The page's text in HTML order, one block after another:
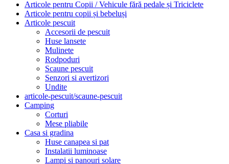
Articole pentru Copii / Vehicule fără pedale și Triciclete
Articole pentru copii și bebeluși
Articole pescuit
Accesorii de pescuit
Huse lansete
Mulinete
Rodpoduri
Scaune pescuit
Senzori si avertizori
Undite
articole-pescuit/scaune-pescuit
Camping
Corturi
Mese pliabile
Casa si gradina
Huse canapea si pat
Instalatii luminoase
Lampi si panouri solare